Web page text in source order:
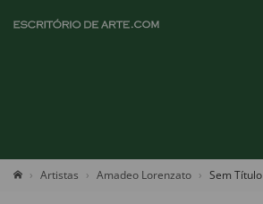
Artistas Amadeo Lorenzato Sem Título